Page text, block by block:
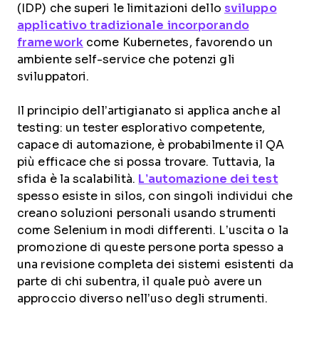
(IDP) che superi le limitazioni dello sviluppo
applicativo tradizionale incorporando
framework come Kubernetes, favorendo un
ambiente self-service che potenzi gli
sviluppatori.
Il principio dell’artigianato si applica anche al
testing: un tester esplorativo competente,
capace di automazione, è probabilmente il QA
più efficace che si possa trovare. Tuttavia, la
sfida è la scalabilità. L’automazione dei test
spesso esiste in silos, con singoli individui che
creano soluzioni personali usando strumenti
come Selenium in modi differenti. L’uscita o la
promozione di queste persone porta spesso a
una revisione completa dei sistemi esistenti da
parte di chi subentra, il quale può avere un
approccio diverso nell’uso degli strumenti.